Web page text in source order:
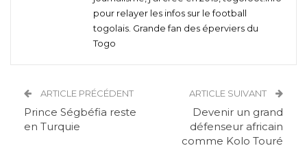
pour relayer les infos sur le football
togolais. Grande fan des éperviers du
Togo
ARTICLE PRÉCÉDENT
Prince Ségbéfia reste
en Turquie
ARTICLE SUIVANT
Devenir un grand
défenseur africain
comme Kolo Touré